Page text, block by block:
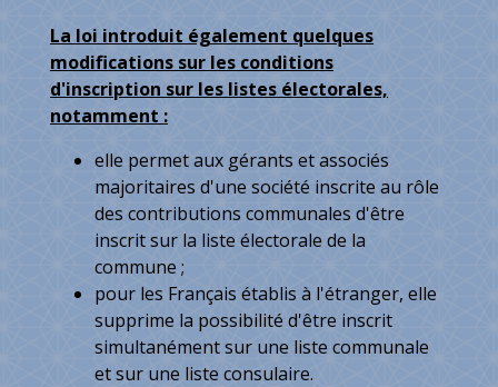
La loi introduit également quelques
modifications sur les conditions
d'inscription sur les listes électorales,
notamment :
elle permet aux gérants et associés
majoritaires d'une société inscrite au rôle
des contributions communales d'être
inscrit sur la liste électorale de la
commune ;
pour les Français établis à l'étranger, elle
supprime la possibilité d'être inscrit
simultanément sur une liste communale
et sur une liste consulaire.